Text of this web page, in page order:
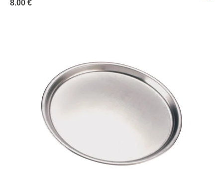
8.00 €